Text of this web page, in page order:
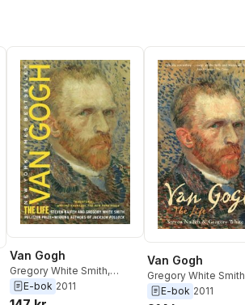
Van Gogh
Gregory White Smith,
Steven Naifeh
E-bok 2011
Van Gogh
Gregory White Smith
Steven Naifeh
E-bok 2011